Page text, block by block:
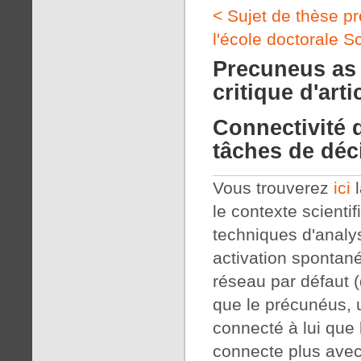
< Sujet de thèse
l'école doctorale
Precuneus
critique
Connectivité
tâches de
Vous trouverez ici
le contexte
techniques
activation
réseau par défaut
que le précunéus,
connecté à lui
connecte plus